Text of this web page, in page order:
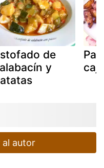
de
y
al autor